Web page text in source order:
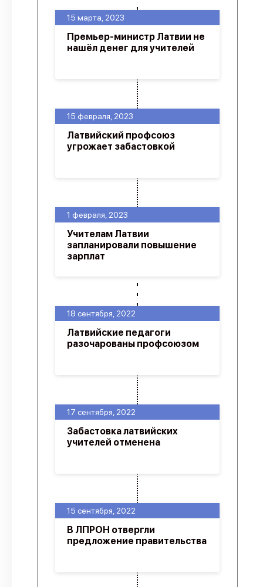
15 сентября, 2022
В ЛПРОН отвергли
предложение правительства
17 сентября, 2022
Забастовка латвийских
учителей отменена
18 сентября, 2022
Латвийские педагоги
разочарованы профсоюзом
1 февраля, 2023
Учителам Латвии
запланировали повышение
зарплат
15 февраля, 2023
Латвийский профсоюз
угрожает забастовкой
15 марта, 2023
Премьер-министр Латвии не
нашёл денег для учителей